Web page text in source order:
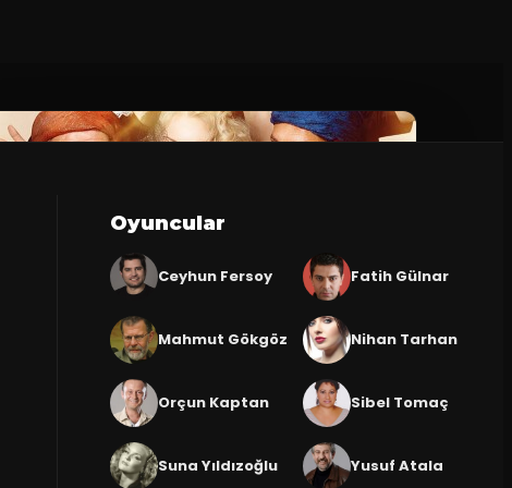
Oyuncular
Ceyhun Fersoy Fatih Gülnar
Mahmut Gökgöz Nihan Tarhan
Orçun Kaptan Sibel Tomaç
Suna Yıldızoğlu Yusuf Atala